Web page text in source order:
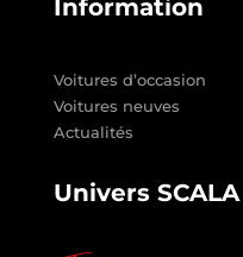
Information
Voitures d’occasion
Voitures neuves
Actualités
Univers SCALA